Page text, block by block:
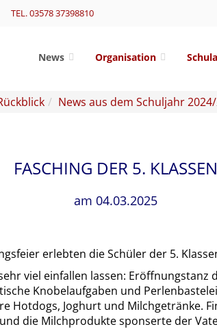
TEL. 03578 37398810
News Organisation
News aus dem Schuljahr
FASCHING DER 5. KLASSEN
am 04.03.2025
erlebten die Schüler der 5.
viel einfallen lassen: Eröffnungstanz
Knobelaufgaben und
Hotdogs, Joghurt und Milchgetränke.
die Milchprodukte sponserte der